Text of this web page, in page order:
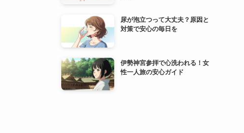
尿が泡立つって大丈夫？原因と
対策で安心の毎日を
伊勢神宮参拝で心洗われる！女
性一人旅の安心ガイド